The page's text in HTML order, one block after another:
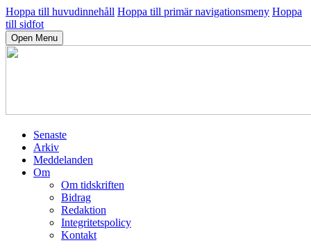
Hoppa till huvudinnehåll Hoppa till primär navigationsmeny Hoppa
till sidfot
Open Menu
Senaste
Arkiv
Meddelanden
Om
Om tidskriften
Bidrag
Redaktion
Integritetspolicy
Kontakt